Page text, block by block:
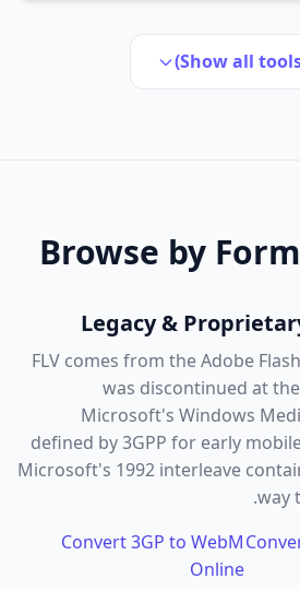
Show all tools
Browse by
Legacy &
FLV comes from the Adobe
was discontinued at
Microsoft's Windows
defined by 3GPP for early
Microsoft's 1992 interleave
way
Convert 3GP to WebM
Online